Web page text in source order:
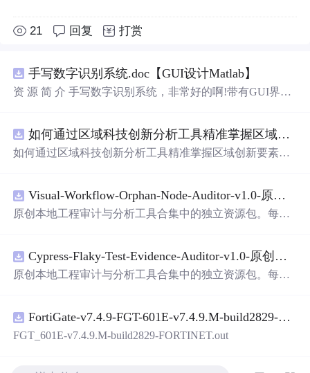
21 回复 打赏
手写数字识别系统.doc【GUI设计Matlab】
资 源 简 介 手写数字识别系统，非常好的啊!带有GUI界
带有直观的图形用户界面（GUI），非常容易使用。你只
需要将手写数字输入系统，它将立即给出准确的识别结
是一个非常方便和实用的工具，你一定会喜欢它的！
如何通过区域科技创新分析工具精准掌握区域创新要素分布与产业链融合现状？.docx
如何通过区域科技创新分析工具精准掌握区域创新要素分
Visual-Workflow-Orphan-Node-Auditor-v1.0-原创源码与文档.zip
原创本地工程审计与分析工具合集中的独立资源包。每个
README、运行说明、功能清单、MIT License及原创与授
权声明。解压后进入project目录，执行npm test验证算法，
目源码、Logo、官方截图、论文、生产日志或其他受限素
材。适合前端开发、AI应用工程、测试审计和课程实践。
Cypress-Flaky-Test-Evidence-Auditor-v1.0-原创源码与文档.zip
原创本地工程审计与分析工具合集中的独立资源包。每个
README、运行说明、功能清单、MIT License及原创与授
权声明。解压后进入project目录，执行npm test验证算法，
FortiGate-v7.4.9-FGT-601E-v7.4.9.M-build2829-FORTINET.out
FGT_601E-v7.4.9.M-build2829-FORTINET.out